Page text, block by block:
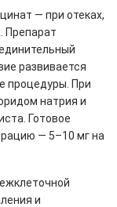
— при отеках,
Препарат
развивается
процедуры. При
натрия и
Готовое
— 5–10 мг на
и